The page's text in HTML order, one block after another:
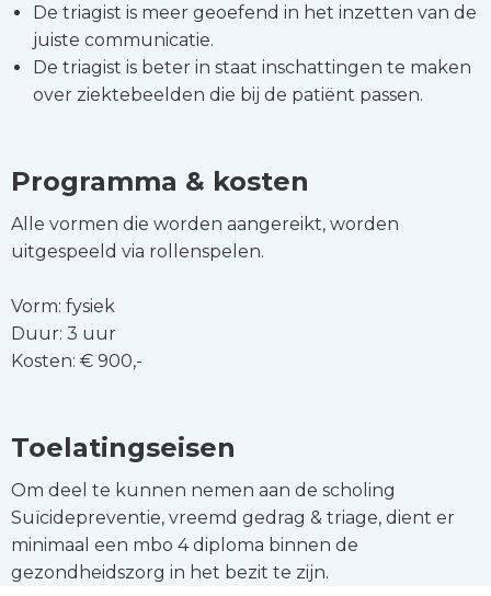
De triagist is meer geoefend in het inzetten van de
juiste communicatie.
De triagist is beter in staat inschattingen te maken
over ziektebeelden die bij de patiënt passen.
Programma & kosten
Alle vormen die worden aangereikt, worden
uitgespeeld via rollenspelen.
Vorm: fysiek
Duur: 3 uur
Kosten: € 900,-
Toelatingseisen
Om deel te kunnen nemen aan de scholing
Suïcidepreventie, vreemd gedrag & triage, dient er
minimaal een mbo 4 diploma binnen de
gezondheidszorg in het bezit te zijn.